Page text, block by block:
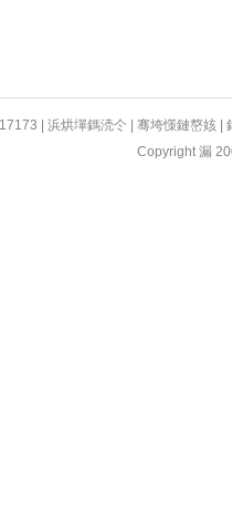
|浜烘墠鎷涜仒 |骞垮憡鏈嶅姟 |
Copyright 漏